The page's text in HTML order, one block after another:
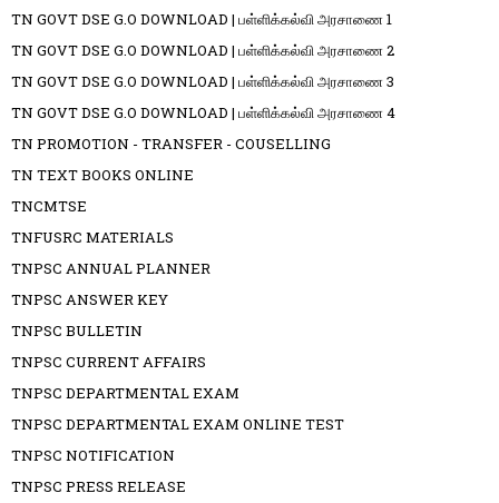
TN GOVT DSE G.O DOWNLOAD | பள்ளிக்கல்வி அரசாணை 1
TN GOVT DSE G.O DOWNLOAD | பள்ளிக்கல்வி அரசாணை 2
TN GOVT DSE G.O DOWNLOAD | பள்ளிக்கல்வி அரசாணை 3
TN GOVT DSE G.O DOWNLOAD | பள்ளிக்கல்வி அரசாணை 4
TN PROMOTION - TRANSFER - COUSELLING
TN TEXT BOOKS ONLINE
TNCMTSE
TNFUSRC MATERIALS
TNPSC ANNUAL PLANNER
TNPSC ANSWER KEY
TNPSC BULLETIN
TNPSC CURRENT AFFAIRS
TNPSC DEPARTMENTAL EXAM
TNPSC DEPARTMENTAL EXAM ONLINE TEST
TNPSC NOTIFICATION
TNPSC PRESS RELEASE